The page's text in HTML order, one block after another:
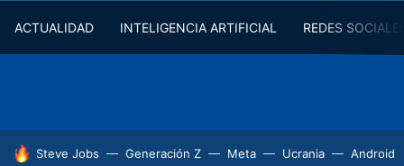
ACTUALIDAD INTELIGENCIA ARTIFICIAL REDES
HOY SE HABLA DE
Steve Jobs Generación Z Meta Ucrania Android